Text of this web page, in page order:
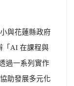
與花蓮縣政府
「AI 在課程與
過一系列實作
助發展多元化